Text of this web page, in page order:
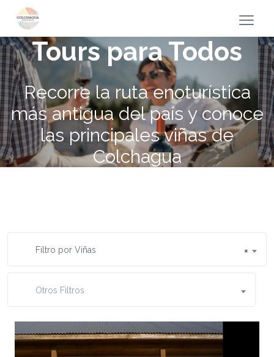
Tours para Todos
Recorre la ruta enoturística
más antigua del país y conoce
las principales viñas de
Colchagua
×
Filtro por Viñas
Otros Filtros